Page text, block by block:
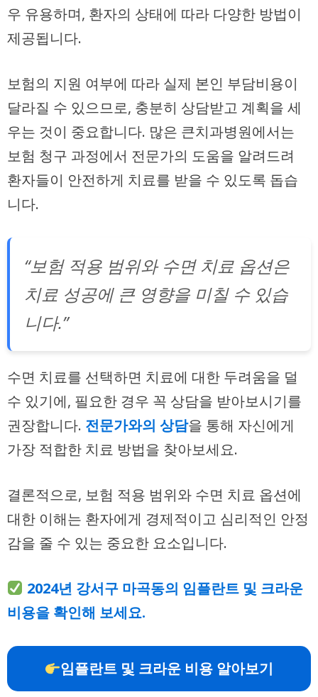
우 유용하며, 환자의 상태에 따라 다양한 방법이
제공됩니다.
보험의 지원 여부에 따라 실제 본인 부담비용이
달라질 수 있으므로, 충분히 상담받고 계획을 세
우는 것이 중요합니다. 많은 큰치과병원에서는
보험 청구 과정에서 전문가의 도움을 알려드려
환자들이 안전하게 치료를 받을 수 있도록 돕습
니다.
“보험 적용 범위와 수면 치료 옵션은
치료 성공에 큰 영향을 미칠 수 있습
니다.”
수면 치료를 선택하면 치료에 대한 두려움을 덜
수 있기에, 필요한 경우 꼭 상담을 받아보시기를
권장합니다. 전문가와의 상담을 통해 자신에게
가장 적합한 치료 방법을 찾아보세요.
결론적으로, 보험 적용 범위와 수면 치료 옵션에
대한 이해는 환자에게 경제적이고 심리적인 안정
감을 줄 수 있는 중요한 요소입니다.
2024년 강서구 마곡동의 임플란트 및 크라운
비용을 확인해 보세요.
임플란트 및 크라운 비용 알아보기